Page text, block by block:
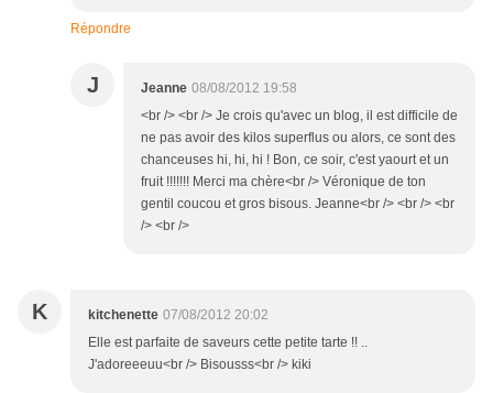
Répondre
J Jeanne 08/08/2012 19:58
<br /> <br /> Je crois qu'avec un blog, il est difficile de
ne pas avoir des kilos superflus ou alors, ce sont des
chanceuses hi, hi, hi ! Bon, ce soir, c'est yaourt et un
fruit !!!!!!! Merci ma chère<br /> Véronique de ton
gentil coucou et gros bisous. Jeanne<br /> <br /> <br
/> <br />
K kitchenette 07/08/2012 20:02
Elle est parfaite de saveurs cette petite tarte !! ..
J'adoreeeuu<br /> Bisousss<br /> kiki